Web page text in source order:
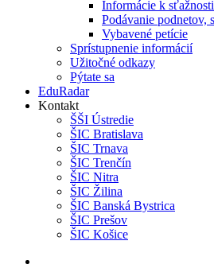
Informácie k
Podávanie podnetov,
Vybavené petície
Sprístupnenie informácií
Užitočné odkazy
Pýtate sa
EduRadar
Kontakt
ŠŠI Ústredie
ŠIC Bratislava
ŠIC Trnava
ŠIC Trenčín
ŠIC Nitra
ŠIC Žilina
ŠIC Banská Bystrica
ŠIC Prešov
ŠIC Košice